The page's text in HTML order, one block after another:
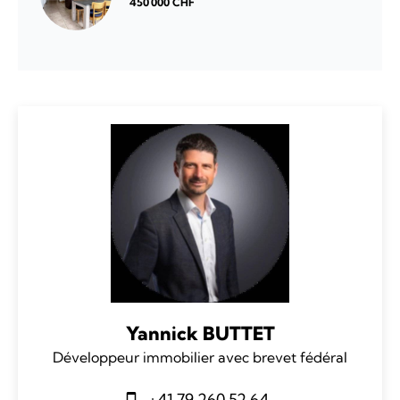
Yannick BUTTET
Développeur immobilier avec brevet fédéral